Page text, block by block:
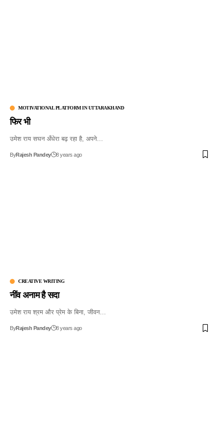
MOTIVATIONAL PLATFORM IN UTTARAKHAND
फिर भी
उमेश राय सघन अँधेरा बढ़ रहा है, अपने…
ByRajesh Pandey 8 years ago
CREATIVE WRITING
नींव अनाम है सदा
उमेश राय श्रम और प्रेम के बिना, जीवन…
ByRajesh Pandey 8 years ago